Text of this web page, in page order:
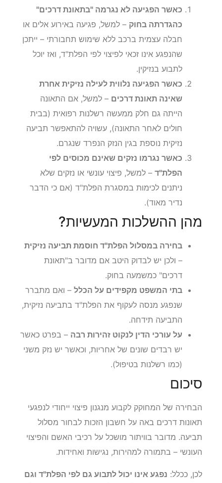
כאשר הפגיעה לא נגרמה "בתאונת דרכים"
כהגדרתה בחוק – למשל, פגיעה באירוע אלים או
חבלה עצמית ברכב ללא שימוש תחבורתי – ייתכן
שהנפגע אינו זכאי לפיצוי לפי הפלת"ד, ואז יוכל
לתבוע בנזיקין.
כאשר הפגיעה נלווית לעילה נזיקית אחרת
שאינה תאונת דרכים – למשל, אם התאונה
הייתה גם חלק ממעשה רשלנות רפואית (בבית
חולים לאחר התאונה), עשויה להתאפשר תביעה
נזיקית נוספת בגין הנזק הנפרד שנגרם.
כאשר נגרמו נזקים שאינם מכוסים לפי
הפלת"ד – למשל, פיצוי עונשי או נזקים שלא
ניתנים לכימות במסגרת הפלת"ד (אם כי הדבר
נדיר מאוד).
מהן ההשלכות המעשיות?
בחירה במסלול הפלת"ד חוסמת תביעה נזיקית
– ולכן יש לבדוק היטב אם מדובר ב"תאונת
דרכים" כמשמעה בחוק.
בתי המשפט מקפידים על הכלל – ואם מתברר
שנפגע מנסה לעקוף את הפלת"ד בתביעה נזיקית,
התביעה תידחה.
על עורכי הדין לנקוט זהירות רבה – בפרט כאשר
יש רבדים שונים של אחריות, וכאשר יש נזק משני
(כמו רשלנות בטיפול).
סיכום
הבחירה של המחוקק לקבוע מנגנון פיצוי ייחודי לנפגעי
תאונות דרכים באה על חשבון הזכות לבחור מסלול
תביעה. מדובר בוויתור מושכל על רכיבי האשם והפיצוי
העונשי – בתמורה למהירות, נגישות ואחידות.
לכן, ככלל: נפגע אינו יכול לתבוע גם לפי הפלת"ד וגם